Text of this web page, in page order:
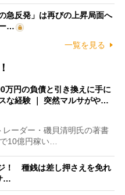
急反発」は再びの上昇局面へ
…
一覧を見る
万円の負債と引き換えに手に
な経験 ｜ 突然マルサがや…
ーダー・磯貝清明氏の著書
10億円稼い…
！ 種銭は差し押さえを免れ
…